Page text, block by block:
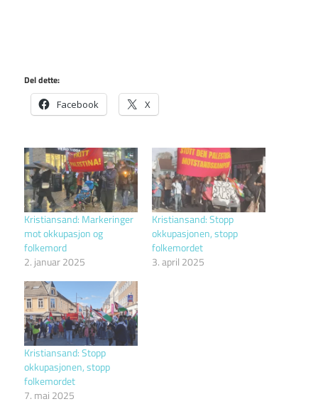
Del dette:
Facebook X
Kristiansand: Markeringer
mot okkupasjon og
folkemord
2. januar 2025
Kristiansand: Stopp
okkupasjonen, stopp
folkemordet
3. april 2025
Kristiansand: Stopp
okkupasjonen, stopp
folkemordet
7. mai 2025